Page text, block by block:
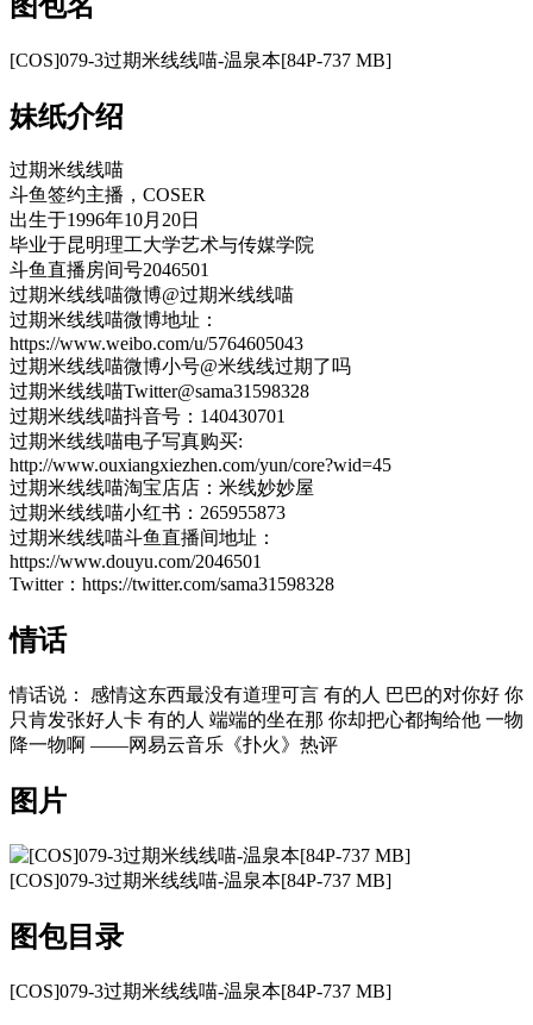
[COS]079-3过期米线线喵-温泉本[84P-737 MB]
妹纸介绍
过期米线线喵
斗鱼签约主播，COSER
出生于1996年10月20日
毕业于昆明理工大学艺术与传媒学院
斗鱼直播房间号2046501
过期米线线喵微博@过期米线线喵
过期米线线喵微博地址：
https://www.weibo.com/u/5764605043
过期米线线喵微博小号@米线线过期了吗
过期米线线喵Twitter@sama31598328
过期米线线喵抖音号：140430701
过期米线线喵电子写真购买:
http://www.ouxiangxiezhen.com/yun/core?wid=45
过期米线线喵淘宝店店：米线妙妙屋
过期米线线喵小红书：265955873
过期米线线喵斗鱼直播间地址：
https://www.douyu.com/2046501
Twitter：https://twitter.com/sama31598328
情话
情话说： 感情这东西最没有道理可言 有的人 巴巴的对你好 你
只肯发张好人卡 有的人 端端的坐在那 你却把心都掏给他 一物
降一物啊 ——网易云音乐《扑火》热评
图片
[COS]079-3过期米线线喵-温泉本[84P-737 MB]
图包目录
[COS]079-3过期米线线喵-温泉本[84P-737 MB]